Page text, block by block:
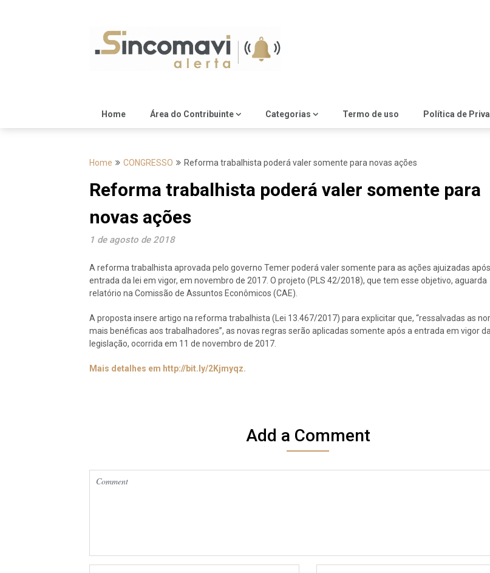
Home Área do Contribuinte Categorias Termo de uso Política de
Home CONGRESSO Reforma trabalhista poderá valer somente para novas ações
Reforma trabalhista poderá valer somente para
novas ações
1 de agosto de 2018
A reforma trabalhista aprovada pelo governo Temer poderá valer somente para as ações ajuizadas
entrada da lei em vigor, em novembro de 2017. O projeto (PLS 42/2018), que tem esse objetivo, aguarda
relatório na Comissão de Assuntos Econômicos (CAE).
A proposta insere artigo na reforma trabalhista (Lei 13.467/2017) para explicitar que, “ressalvadas as
mais benéficas aos trabalhadores”, as novas regras serão aplicadas somente após a entrada em vigor da
legislação, ocorrida em 11 de novembro de 2017.
Mais detalhes em http://bit.ly/2Kjmyqz.
Add a Comment